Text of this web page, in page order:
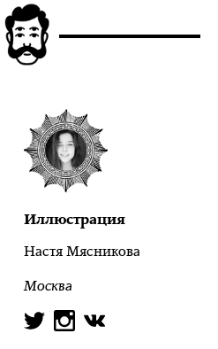
Иллюстрация
Настя Мясникова
Москва